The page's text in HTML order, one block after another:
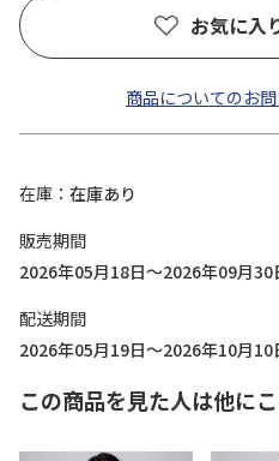
お気に入
商品についてのお
在庫
在庫あり
販売期間
2026年05月18日～2026年09月30
配送期間
2026年05月19日～2026年10月10
この商品を見た人は他に